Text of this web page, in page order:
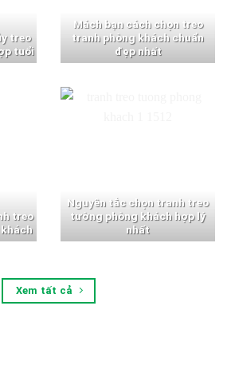
treo
tuổi
Mách bạn cách chọn treo
tranh phòng khách chuẩn
đẹp nhất
treo
Nguyên tắc chọn tranh treo
tường phòng khách hợp lý
nhất
Xem tất cả